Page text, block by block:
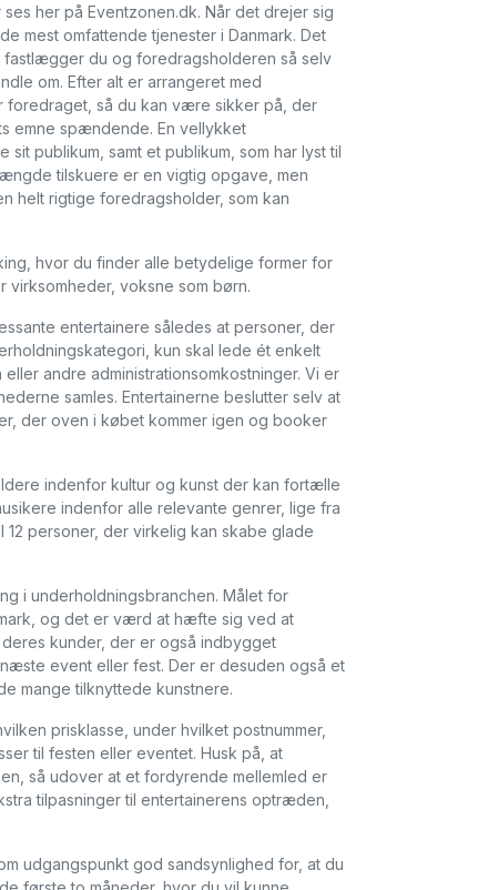
her på Eventzonen.dk. Når det drejer sig
mest omfattende tjenester i Danmark. Det
du og foredragsholderen så selv
om. Efter alt er arrangeret med
foredraget, så du kan være sikker på, der
emne spændende. En vellykket
publikum, samt et publikum, som har lyst til
tilskuere er en vigtig opgave, men
helt rigtige foredragsholder, som kan
hvor du finder alle betydelige former for
voksne som børn.
entertainere således at personer, der
kun skal lede ét enkelt
andre administrationsomkostninger. Vi er
samles. Entertainerne beslutter selv at
der oven i købet kommer igen og booker
indenfor kultur og kunst der kan fortælle
indenfor alle relevante genrer, lige fra
12 personer, der virkelig kan skabe glade
i underholdningsbranchen. Målet for
og det er værd at hæfte sig ved at
kunder, der er også indbygget
event eller fest. Der er desuden også et
mange tilknyttede kunstnere.
prisklasse, under hvilket postnummer,
til festen eller eventet. Husk på, at
så udover at et fordyrende mellemled er
tilpasninger til entertainerens optræden,
udgangspunkt god sandsynlighed for, at du